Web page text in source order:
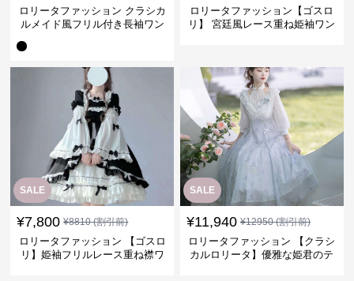
ロリータファッション クラシカ
ルメイド風フリル付き長袖ワン
ロリータファッション【ゴスロ
リ】 宮廷風レース重ね姫袖ワン
SALE
¥7,800 ¥8810(割引前)
ロリータファッション 【ゴスロ
リ】姫袖フリルレース重ね襟ワ
SALE
¥11,940 ¥12950(割引前)
ロリータファッション 【クラシ
カルロリータ】優雅な姫君のテ